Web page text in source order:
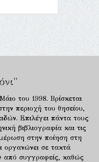
του 1998. Βρίσκεται
περιοχή του θησείου,
Επιλέγει πάντα τους
βιβλιογραφία και τις
στην ποίηση στη
οργανώνει σε τακτά
από συγγραφείς, καθώς